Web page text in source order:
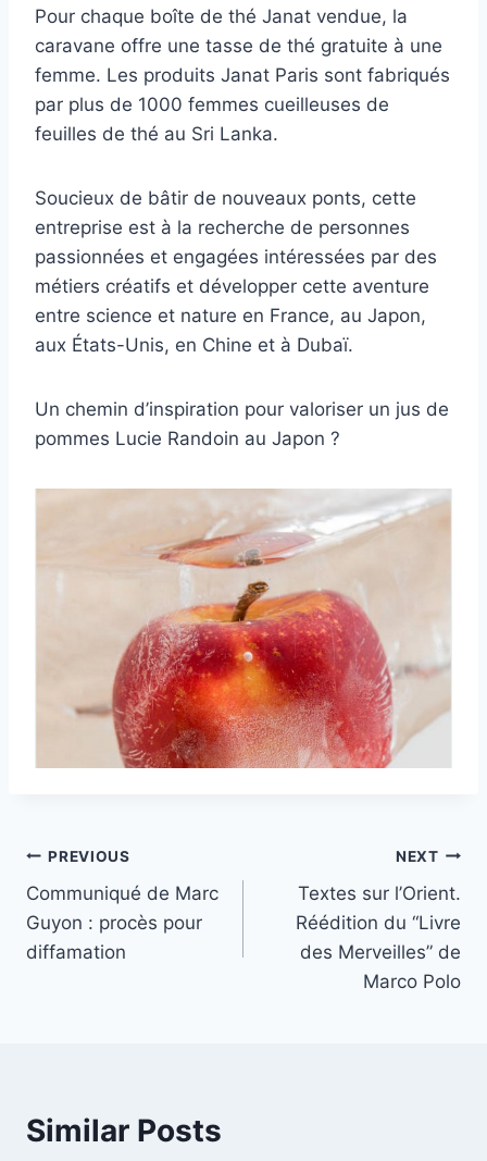
Pour chaque boîte de thé Janat vendue, la
caravane offre une tasse de thé gratuite à une
femme. Les produits Janat Paris sont fabriqués
par plus de 1000 femmes cueilleuses de
feuilles de thé au Sri Lanka.
Soucieux de bâtir de nouveaux ponts, cette
entreprise est à la recherche de personnes
passionnées et engagées intéressées par des
métiers créatifs et développer cette aventure
entre science et nature en France, au Japon,
aux États-Unis, en Chine et à Dubaï.
Un chemin d’inspiration pour valoriser un jus de
pommes Lucie Randoin au Japon ?
Post
navigation
PREVIOUS
Communiqué de Marc
Guyon : procès pour
diffamation
NEXT
Textes sur l’Orient.
Réédition du “Livre
des Merveilles” de
Marco Polo
Similar Posts